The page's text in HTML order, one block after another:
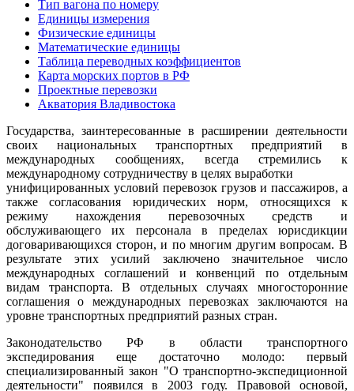
Тип вагона по номеру
Единицы измерения
Физические единицы
Математические единицы
Таблица переводных коэффициентов
Карта морских портов в РФ
Проектные перевозки
Акватория Владивостока
Государства, заинтересованные в расширении деятельности
своих национальных транспортных предприятий в
международных сообщениях, всегда стремились к
международному сотрудничеству в целях выработки
унифицированных условий перевозок грузов и пассажиров, а
также согласования юридических норм, относящихся к
режиму нахождения перевозочных средств и
обслуживающего их персонала в пределах юрисдикции
договаривающихся сторон, и по многим другим вопросам. В
результате этих усилий заключено значительное число
международных соглашений и конвенций по отдельным
видам транспорта. В отдельных случаях многосторонние
соглашения о международных перевозках заключаются на
уровне транспортных предприятий разных стран.
Законодательство РФ в области транспортного
экспедирования еще достаточно молодо: первый
специализированный закон "О транспортно-экспедиционной
деятельности" появился в 2003 году. Правовой основой,